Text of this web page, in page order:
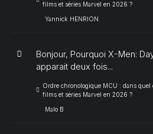
films et séries Marvel en 2026 ?
Yannick HENRION
Bonjour, Pourquoi X-Men:
apparait deux fois...
Ordre chronologique MCU : dans quel
films et séries Marvel en 2026 ?
Malo B